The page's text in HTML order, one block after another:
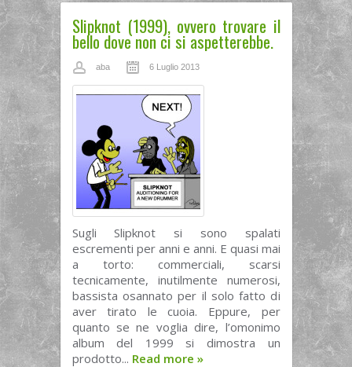
Slipknot (1999), ovvero trovare il
bello dove non ci si aspetterebbe.
aba 6 Luglio 2013
Sugli Slipknot si sono spalati
escrementi per anni e anni. E quasi mai
a torto: commerciali, scarsi
tecnicamente, inutilmente numerosi,
bassista osannato per il solo fatto di
aver tirato le cuoia. Eppure, per
quanto se ne voglia dire, l’omonimo
album del 1999 si dimostra un
prodotto... Read more »